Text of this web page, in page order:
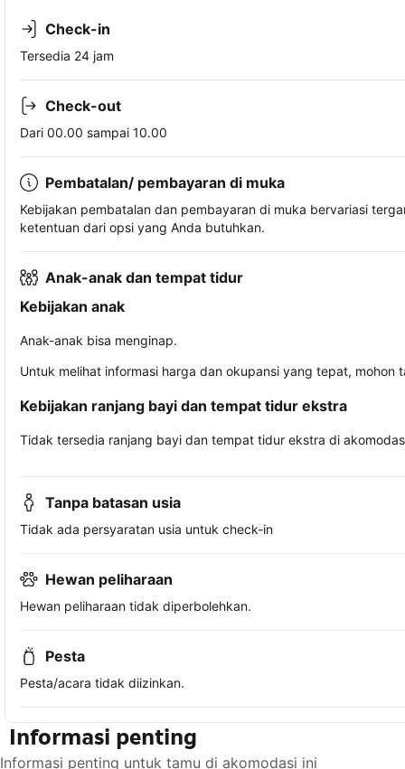
Check-in
Tersedia 24 jam
Check-out
Dari 00.00 sampai 10.00
Pembatalan/ pembayaran di muka
Kebijakan pembatalan dan pembayaran di muka bervariasi
ketentuan dari opsi yang Anda butuhkan.
Anak-anak dan tempat tidur
Kebijakan anak
Anak-anak bisa menginap.
Untuk melihat informasi harga dan okupansi yang tepat,
Kebijakan ranjang bayi dan tempat tidur ekstra
Tidak tersedia ranjang bayi dan tempat tidur ekstra di
Tanpa batasan usia
Tidak ada persyaratan usia untuk check-in
Hewan peliharaan
Hewan peliharaan tidak diperbolehkan.
Pesta
Pesta/acara tidak diizinkan.
Informasi penting
Informasi penting untuk tamu di akomodasi ini